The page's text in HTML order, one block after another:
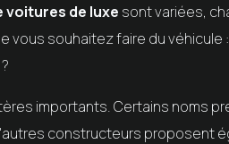
voitures de luxe sont variées,
vous souhaitez faire du véhicule
importants. Certains noms
constructeurs proposent